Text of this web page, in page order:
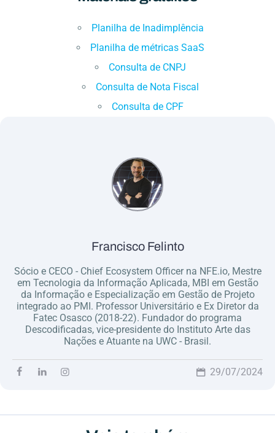
Planilha de Inadimplência
Planilha de métricas SaaS
Consulta de CNPJ
Consulta de Nota Fiscal
Consulta de CPF
Francisco Felinto
Sócio e CECO - Chief Ecosystem Officer na NFE.io, Mestre
em Tecnologia da Informação Aplicada, MBI em Gestão
da Informação e Especialização em Gestão de Projeto
integrado ao PMI. Professor Universitário e Ex Diretor da
Fatec Osasco (2018-22). Fundador do programa
Descodificadas, vice-presidente do Instituto Arte das
Nações e Atuante na UWC - Brasil.
29/07/2024